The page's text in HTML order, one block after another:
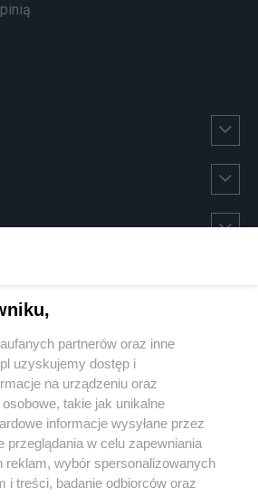
partnerów oraz inne
uzyskujemy dostęp i
na urządzeniu oraz
takie jak unikalne
informacje wysyłane przez
przeglądania w celu zapewniania
reklam, wybór spersonalizowanych
i treści, badanie odbiorców oraz